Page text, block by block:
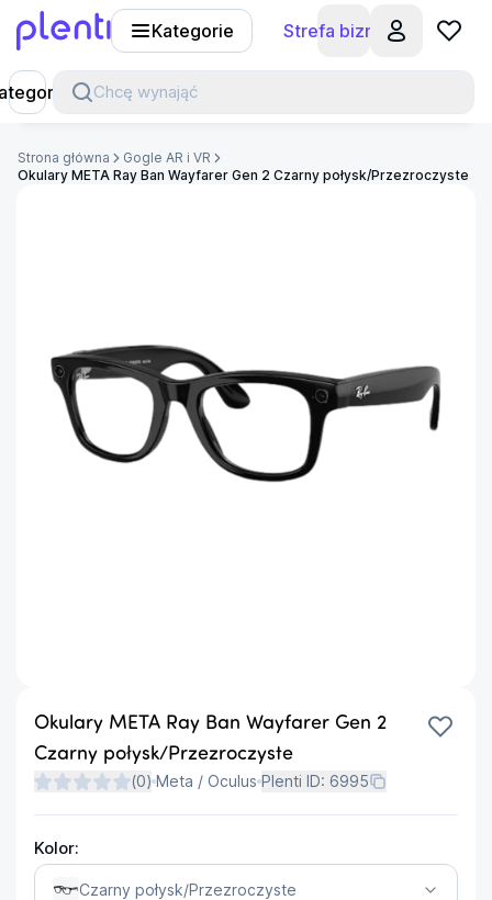
Kategorie Strefa biznesu
Chcę wynająć
Strona główna
Gogle AR i VR
Okulary META Ray Ban Wayfarer Gen 2 Czarny połysk/Przezroczyste
Okulary META Ray Ban Wayfarer Gen 2
Czarny połysk/Przezroczyste
(0) Meta / Oculus Plenti ID: 6995
Kolor:
Czarny połysk/Przezroczyste